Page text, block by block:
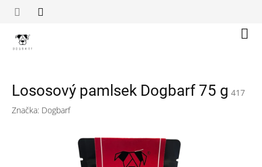
Lososový pamlsek Dogbarf 75 g 417
Značka: Dogbarf